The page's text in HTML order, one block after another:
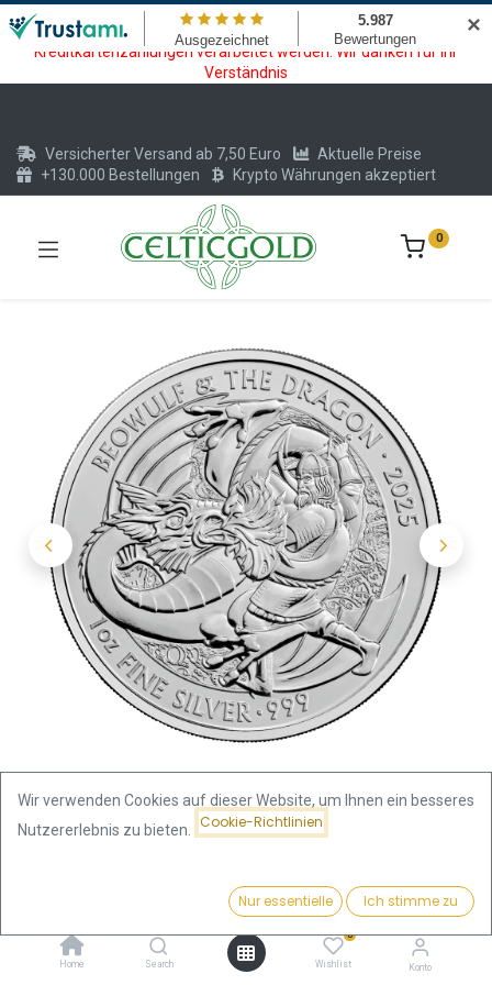
Wartungsarbeiten am Kreditkarten und Krypto Bezahlmodul. In der
Zeit vom 20.07. - 09.08.2026 können keine Krypto oder
Kreditkartenzahlungen verarbeitet werden. Wir danken für Ihr
Verständnis
Preis:
78,17 € Kaufen
Home Search
0
Wishlist Konto
Versicherter Versand ab 7,50 Euro
Aktuelle Preise
+130.000 Bestellungen
Krypto Währungen akzeptiert
0
Myths and Legends "Beowulf and Dragon" 1 Unze Silbermünze
Wir verwenden Cookies auf dieser Website, um Ihnen ein besseres
Nutzererlebnis zu bieten.
Cookie-Richtlinien
Nur essentielle Ich stimme zu
✕